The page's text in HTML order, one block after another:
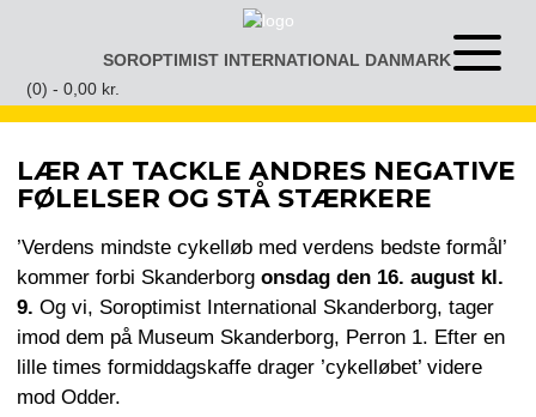
SOROPTIMIST INTERNATIONAL DANMARKÅben
menu
(0) - 0,00 kr.
LÆR AT TACKLE ANDRES NEGATIVE
FØLELSER OG STÅ STÆRKERE
’Verdens mindste cykelløb med verdens bedste formål’
kommer forbi Skanderborgonsdag den 16. august kl.
9. Og vi, Soroptimist International Skanderborg, tager
imod dem på Museum Skanderborg, Perron 1. Efter en
lille times formiddagskaffe drager ’cykelløbet’ videre
mod Odder.